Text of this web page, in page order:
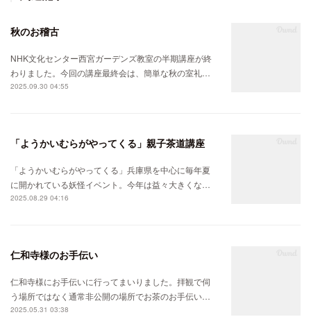
秋のお稽古
NHK文化センター西宮ガーデンズ教室の半期講座が終
わりました。今回の講座最終会は、簡単な秋の室礼…
2025.09.30 04:55
「ようかいむらがやってくる」親子茶道講座
「ようかいむらがやってくる」兵庫県を中心に毎年夏
に開かれている妖怪イベント。今年は益々大きくな…
2025.08.29 04:16
仁和寺様のお手伝い
仁和寺様にお手伝いに行ってまいりました。拝観で伺
う場所ではなく通常非公開の場所でお茶のお手伝い…
2025.05.31 03:38